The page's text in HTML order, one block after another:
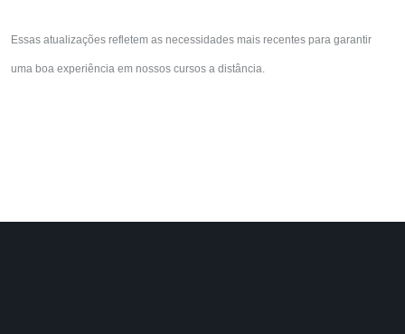
Essas atualizações refletem as necessidades mais recentes para garantir
uma boa experiência em nossos cursos a distância.